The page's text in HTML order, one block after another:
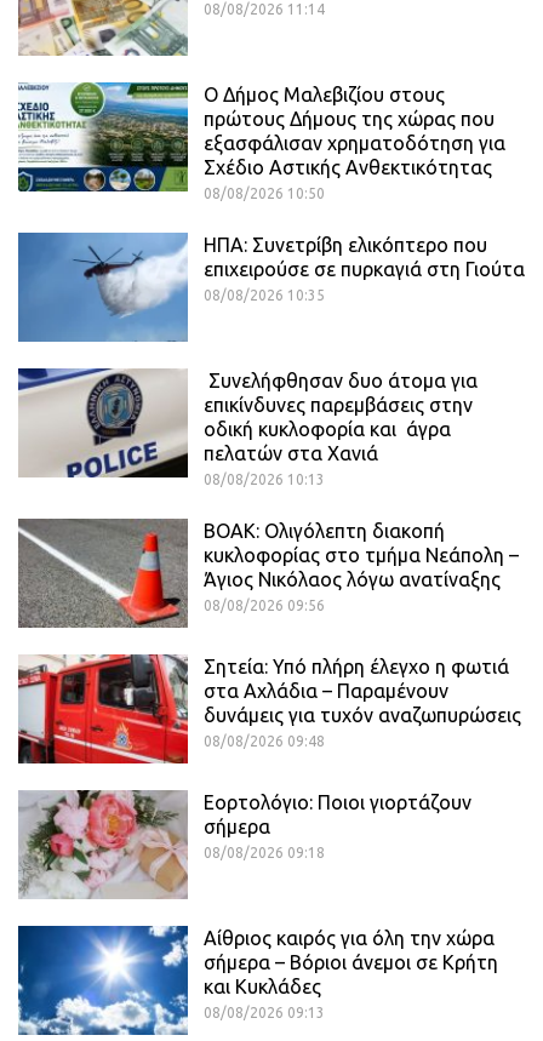
08/08/2026 11:14
Ο Δήμος Μαλεβιζίου στους
πρώτους Δήμους της χώρας που
εξασφάλισαν χρηματοδότηση για
Σχέδιο Αστικής Ανθεκτικότητας
08/08/2026 10:50
ΗΠΑ: Συνετρίβη ελικόπτερο που
επιχειρούσε σε πυρκαγιά στη Γιούτα
08/08/2026 10:35
Συνελήφθησαν δυο άτομα για
επικίνδυνες παρεμβάσεις στην
οδική κυκλοφορία και άγρα
πελατών στα Χανιά
08/08/2026 10:13
ΒΟΑΚ: Ολιγόλεπτη διακοπή
κυκλοφορίας στο τμήμα Νεάπολη –
Άγιος Νικόλαος λόγω ανατίναξης
08/08/2026 09:56
Σητεία: Υπό πλήρη έλεγχο η φωτιά
στα Αχλάδια – Παραμένουν
δυνάμεις για τυχόν αναζωπυρώσεις
08/08/2026 09:48
Εορτολόγιο: Ποιοι γιορτάζουν
σήμερα
08/08/2026 09:18
Αίθριος καιρός για όλη την χώρα
σήμερα – Βόριοι άνεμοι σε Κρήτη
και Κυκλάδες
08/08/2026 09:13